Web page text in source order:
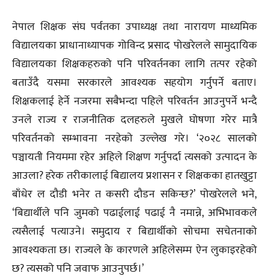
नेपाल शिक्षक संघ पर्वतका उपाध्यक्ष तथा नारायण माध्यमिक
विद्यालयका प्राधानाध्यापक गोविन्द प्रसाद पोखरेलले सामुदायिक
विद्यालयका शिक्षकहरुको पनि परिवर्तनका लागि तत्पर रहेको
बताउँदै यसमा सरकारले आवश्यक सहयोग गर्नुपर्ने बताए।
शिक्षकलाई हेर्ने नजरमा सबैभन्दा पहिले परिवर्तन आउनुपर्ने भन्दै
उनले राज्य र राजनीतिक दलहरुले मुखले घोषणा गरेर मात्रै
परिवर्तनको सम्भावना नरहेको उल्लेख गरे। ‘२०२८ सालको
पञ्चायती नियममा रहेर अहिले शिक्षण गर्नुपर्दा त्यसको उत्पादन के
आउला? हरेक तरीकालाई बिद्यालय प्रशासन र शिक्षकका हातखुट्टा
बाँधेर ल दौडी भनेर त कसरी दौडन सकिन्छ?’ पोखरेलले भने,
‘बिद्यार्थीले पनि जुमको पढाईलाई पढाई नै नमान्ने, अभिभावकले
त्यसैलाई पत्याउने। समुदाय र बिद्यार्थीको सोचमा सचेतनाको
आवश्यकता छ। राज्यले के कारणले अहिलेसम्म ऐन लुकाइरहेको
छ? त्यसको पनि जवाफ आउनुपर्छ।’